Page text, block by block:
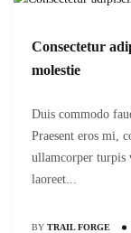
Consectetur
molestie
Duis commodo
Praesent eros mi,
ullamcorper turpis
laoreet...
BY TRAIL FORGE